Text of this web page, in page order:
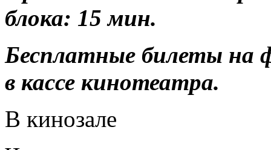
блока: 15 мин.
Бесплатные билеты на
в кассе кинотеатра.
В кинозале